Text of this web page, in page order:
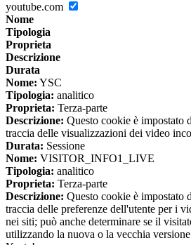
youtube.com
Nome
Tipologia
Proprieta
Descrizione
Durata
Nome: YSC
Tipologia: analitico
Proprieta: Terza-parte
Descrizione: Questo cookie è impostato
traccia delle visualizzazioni dei video
Durata: Sessione
Nome: VISITOR_INFO1_LIVE
Tipologia: analitico
Proprieta: Terza-parte
Descrizione: Questo cookie è impostato
traccia delle preferenze dell'utente per i
nei siti; può anche determinare se il
utilizzando la nuova o la vecchia